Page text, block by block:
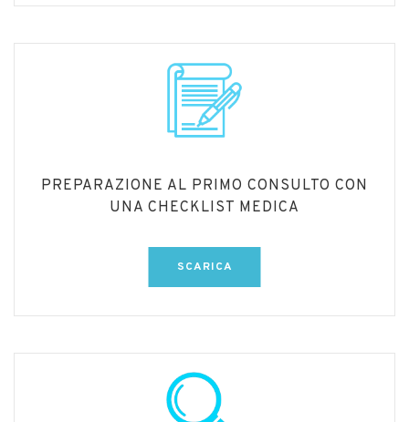
PREPARAZIONE AL PRIMO CONSULTO CON
UNA CHECKLIST MEDICA
SCARICA